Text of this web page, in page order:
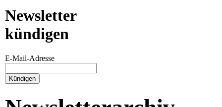
Newsletter
kündigen
E-Mail-Adresse